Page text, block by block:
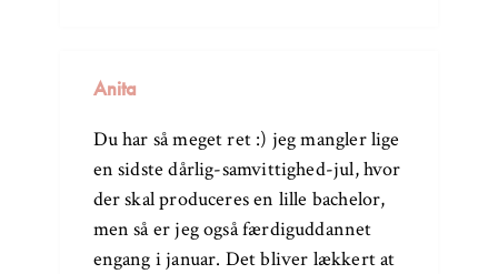
Anita
Du har så meget ret :) jeg mangler lige
en sidste dårlig-samvittighed-jul, hvor
der skal produceres en lille bachelor,
men så er jeg også færdiguddannet
engang i januar. Det bliver lækkert at